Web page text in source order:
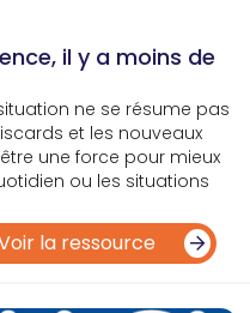
il y a moins de
ne se résume pas
et les nouveaux
une force pour mieux
ou les situations
la ressource